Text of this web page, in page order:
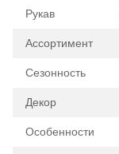
Рукав
Ассортимент
Сезонность
Декор
Особенности